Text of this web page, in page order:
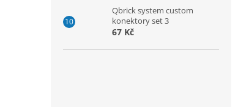
Qbrick system custom
konektory set 3
67 Kč